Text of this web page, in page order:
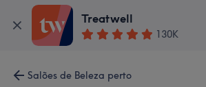
Treatwell
130K
Salões de Beleza perto